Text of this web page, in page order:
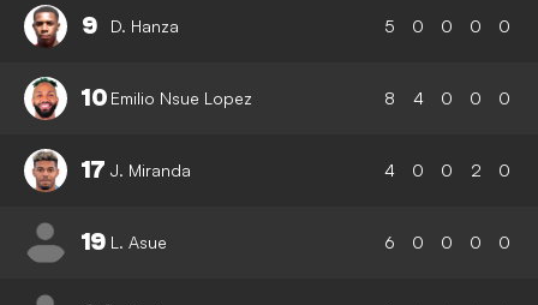
9 D. Hanza 5 0 0 0 0
10 Emilio Nsue Lopez 8 4 0 0 0
17 J. Miranda 4 0 0 2 0
19 L. Asue 6 0 0 0 0